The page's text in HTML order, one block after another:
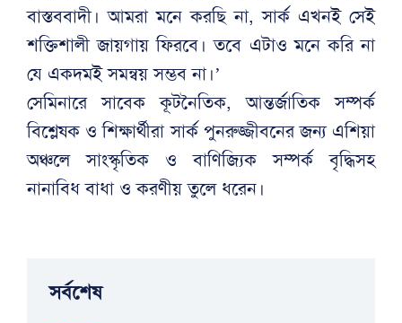
বাস্তববাদী। আমরা মনে করছি না, সার্ক এখন‌ই সেই
শক্তিশালী জায়গায় ফিরবে। তবে এটাও মনে করি না
যে একদমই সমন্বয় সম্ভব না।’
সেমিনারে সাবেক কূটনৈতিক, আন্তর্জাতিক সম্পর্ক
বিশ্লেষক ও শিক্ষার্থীরা সার্ক পুনরুজ্জীবনের জন্য এশিয়া
অঞ্চলে সাংস্কৃতিক ও বাণিজ্যিক সম্পর্ক বৃদ্ধিসহ
নানাবিধ বাধা ও করণীয় তুলে ধরেন।
সর্বশেষ